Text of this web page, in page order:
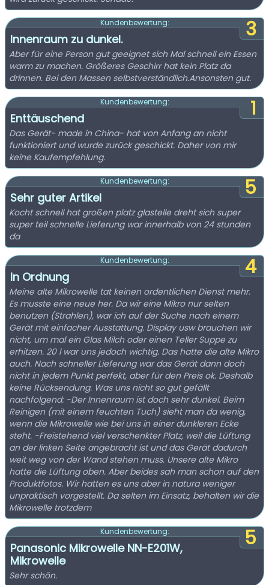
3
Kundenbewertung:
Innenraum zu dunkel.
Aber für eine Person gut geeignet sich Mal schnell ein Essen
warm zu machen. Größeres Geschirr hat kein Platz da
drinnen. Bei den Massen selbstverständlich.Ansonsten gut.
1
Kundenbewertung:
Enttäuschend
Das Gerät- made in China- hat von Anfang an nicht
funktioniert und wurde zurück geschickt. Daher von mir
keine Kaufempfehlung.
5
Kundenbewertung:
Sehr guter Artikel
Kocht schnell hat großen platz glastelle dreht sich super
super teil schnelle Lieferung war innerhalb von 24 stunden
da
4
Kundenbewertung:
In Ordnung
Meine alte Mikrowelle tat keinen ordentlichen Dienst mehr.
Es musste eine neue her. Da wir eine Mikro nur selten
benutzen (Strahlen), war ich auf der Suche nach einem
Gerät mit einfacher Ausstattung. Display usw brauchen wir
nicht, um mal ein Glas Milch oder einen Teller Suppe zu
erhitzen. 20 l war uns jedoch wichtig. Das hatte die alte Mikro
auch. Nach schneller Lieferung war das Gerät dann doch
nicht in jedem Punkt perfekt, aber für den Preis ok. Deshalb
keine Rücksendung. Was uns nicht so gut gefällt
nachfolgend: -Der Innenraum ist doch sehr dunkel. Beim
Reinigen (mit einem feuchten Tuch) sieht man da wenig,
wenn die Mikrowelle wie bei uns in einer dunkleren Ecke
steht. -Freistehend viel verschenkter Platz, weil die Lüftung
an der linken Seite angebracht ist und das Gerät dadurch
weit weg von der Wand stehen muss. Unsere alte Mikro
hatte die Lüftung oben. Aber beides sah man schon auf den
Produktfotos. Wir hatten es uns aber in natura weniger
unpraktisch vorgestellt. Da selten im Einsatz, behalten wir die
Mikrowelle trotzdem
5
Kundenbewertung:
Panasonic Mikrowelle NN-E201W,
Mikrowelle
Sehr schön.